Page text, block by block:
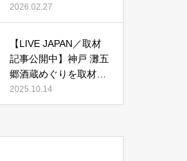
2026年4月からルール
化される、自転車の
「青切符」とは？
2026.02.27
【LIVE JAPAN／取材
記事公開中】神戸 灘五
郷酒蔵めぐりを取材執
筆しました。
2025.10.14